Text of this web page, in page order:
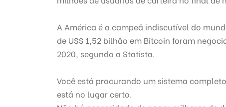
A América é a campeã indiscutível do
de US$ 1,52 bilhão em Bitcoin foram
2020, segundo a Statista.
Você está procurando um sistema
está no lugar certo.